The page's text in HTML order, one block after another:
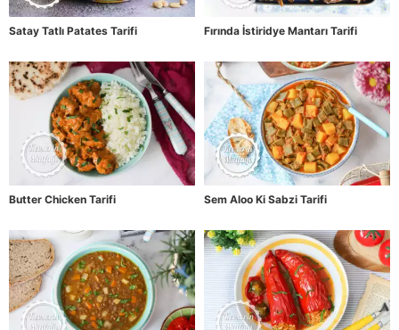
Satay Tatlı Patates Tarifi Fırında İstiridye Mantarı Tarifi
Butter Chicken Tarifi Sem Aloo Ki Sabzi Tarifi